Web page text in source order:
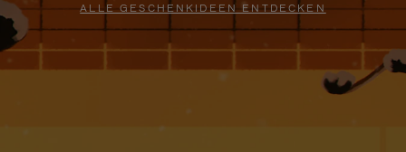
ALLE GESCHENKIDEEN ENTDECKEN